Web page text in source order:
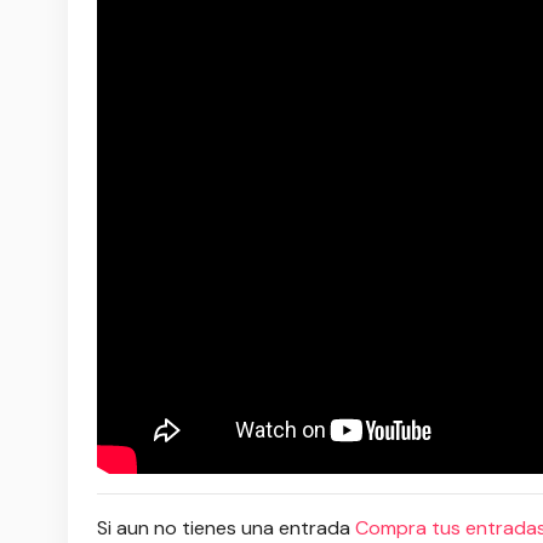
Si aun no tienes una entrada Compra tus